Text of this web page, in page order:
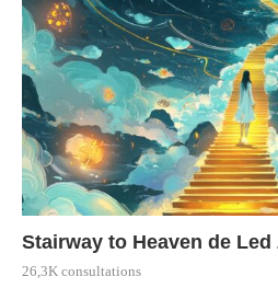
Stairway to Heaven de Led
26,3K consultations